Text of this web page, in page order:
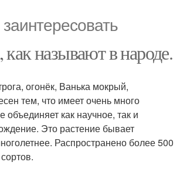
как называют в народе.
огонёк, Ванька мокрый,
тем, что имеет очень много
объединяет как научное, так и
Это растение бывает
Распространено более 500